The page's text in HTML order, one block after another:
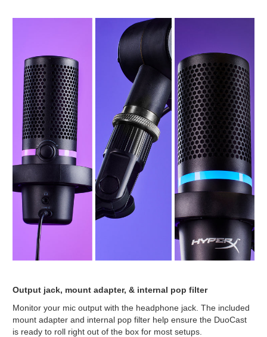
Output jack, mount adapter, & internal pop filter
Monitor your mic output with the headphone jack. The included
mount adapter and internal pop filter help ensure the DuoCast
is ready to roll right out of the box for most setups.